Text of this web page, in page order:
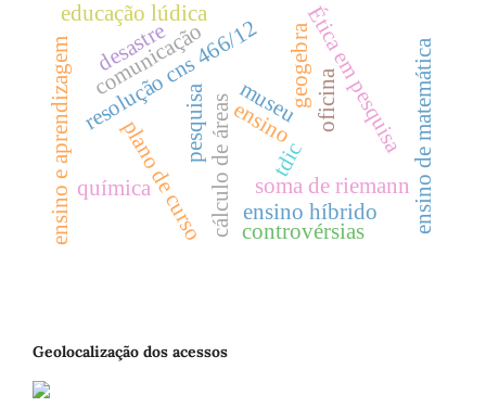
cálculo de áreas tdic
geogebra
soma de riemann
pesquisa
resolução cns 466/12
plano de curso
Ética em pesquisa
comunicação
ensino
ensino e aprendizagem ensino híbrido ensino de matemática
controvérsias
desastre
oficina
educação lúdica
química
museu
Geolocalização dos acessos